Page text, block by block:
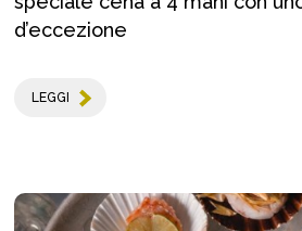
d’eccezione
LEGGI